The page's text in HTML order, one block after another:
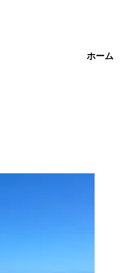
ホーム